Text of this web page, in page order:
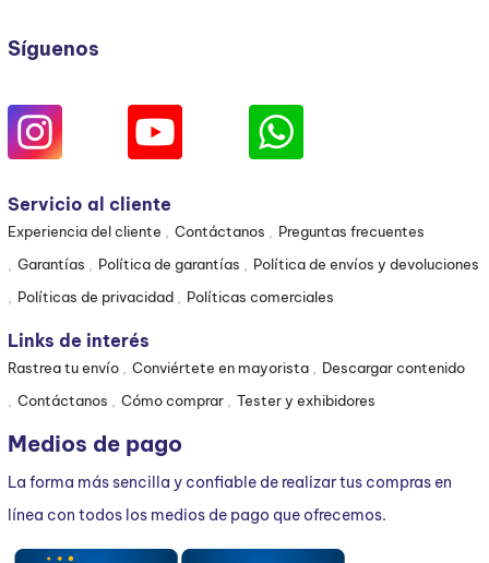
Síguenos
Servicio al cliente
Experiencia del cliente Contáctanos
Preguntas frecuentes
Garantías
Política de garantías
Política de envíos y devoluciones
Políticas de privacidad
Políticas comerciales
Links de interés
Rastrea tu envío Conviértete en mayorista
Descargar contenido
Contáctanos
Cómo comprar Tester y exhibidores
Medios de pago
La forma más sencilla y confiable de realizar tus compras en
línea con todos los medios de pago que ofrecemos.